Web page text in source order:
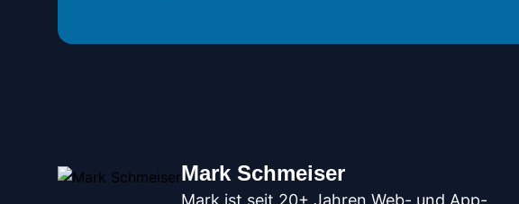
Mark Schmeiser